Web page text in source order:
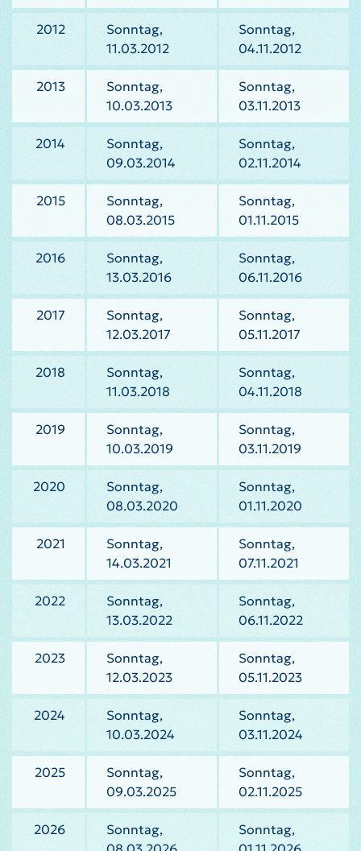
2012
Sonntag,
11.03.2012
Sonntag,
04.11.2012
2013
Sonntag,
10.03.2013
Sonntag,
03.11.2013
2014
Sonntag,
09.03.2014
Sonntag,
02.11.2014
2015
Sonntag,
08.03.2015
Sonntag,
01.11.2015
2016
Sonntag,
13.03.2016
Sonntag,
06.11.2016
2017
Sonntag,
12.03.2017
Sonntag,
05.11.2017
2018
Sonntag,
11.03.2018
Sonntag,
04.11.2018
2019
Sonntag,
10.03.2019
Sonntag,
03.11.2019
2020
Sonntag,
08.03.2020
Sonntag,
01.11.2020
2021
Sonntag,
14.03.2021
Sonntag,
07.11.2021
2022
Sonntag,
13.03.2022
Sonntag,
06.11.2022
2023
Sonntag,
12.03.2023
Sonntag,
05.11.2023
2024
Sonntag,
10.03.2024
Sonntag,
03.11.2024
2025
Sonntag,
09.03.2025
Sonntag,
02.11.2025
2026
Sonntag,
Sonntag,